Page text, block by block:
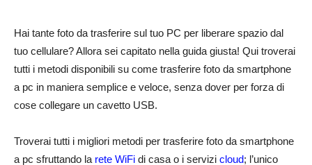
Hai tante foto da trasferire sul tuo PC per liberare spazio dal
tuo cellulare? Allora sei capitato nella guida giusta! Qui troverai
tutti i metodi disponibili su come trasferire foto da smartphone
a pc in maniera semplice e veloce, senza dover per forza di
cose collegare un cavetto USB.
Troverai tutti i migliori metodi per trasferire foto da smartphone
a pc sfruttando la rete WiFi di casa o i servizi cloud; l’unico